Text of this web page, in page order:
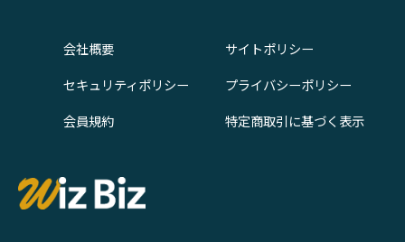
会社概要
サイトポリシー
セキュリティポリシー
プライバシーポリシー
会員規約
特定商取引に基づく表示